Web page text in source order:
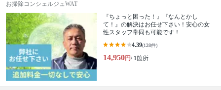
お掃除コンシェルジュWAT
『ちょっと困った！』『なんとかし
て！』の解決はお任せ下さい！安心の女
性スタッフ帯同も可能です！
4.39(128件)
14,950円/ 1箇所